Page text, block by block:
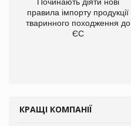
правила імпорту продукції
тваринного походження до
ЄС
КРАЩІ КОМПАНІЇ